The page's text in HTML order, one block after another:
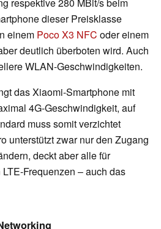
respektive 280 MBit/s beim
dieser Preisklasse
einem Poco X3 NFC oder einem
deutlich überboten wird. Auch
WLAN-Geschwindigkeiten.
das Xiaomi-Smartphone mit
4G-Geschwindigkeit, auf
muss somit verzichtet
unterstützt zwar nur den Zugang
deckt aber alle für
Frequenzen – auch das